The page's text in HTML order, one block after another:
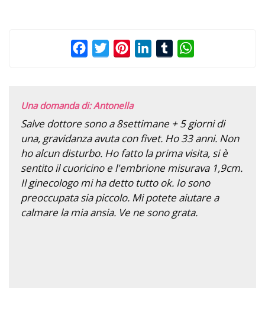
FacebookTwitterPinterestLinkedInTumblr
Una domanda di: Antonella
Salve dottore sono a 8settimane + 5 giorni di
una, gravidanza avuta con fivet. Ho 33 anni. Non
ho alcun disturbo. Ho fatto la prima visita, si è
sentito il cuoricino e l'embrione misurava 1,9cm.
Il ginecologo mi ha detto tutto ok. Io sono
preoccupata sia piccolo. Mi potete aiutare a
calmare la mia ansia. Ve ne sono grata.